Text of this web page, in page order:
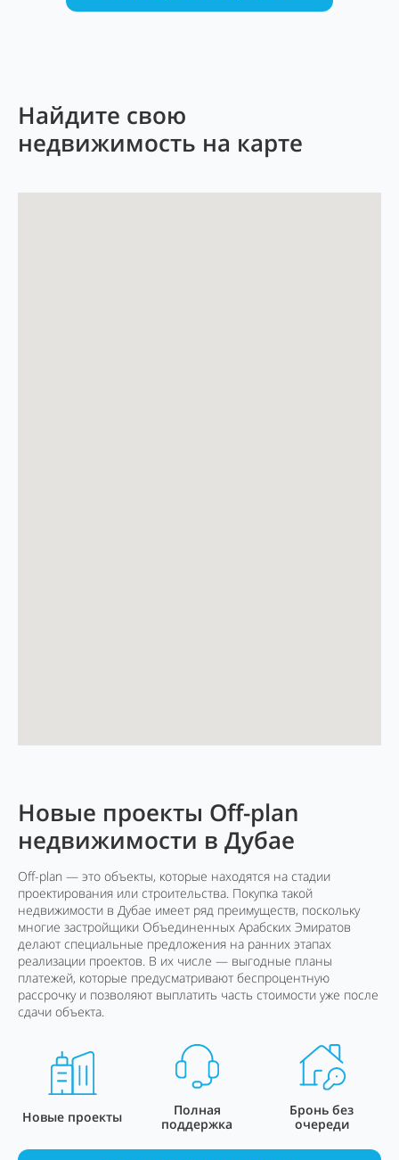
Найдите свою
недвижимость на карте
Новые проекты Off-plan
недвижимости в Дубае
Off-plan — это объекты, которые находятся на стадии
проектирования или строительства. Покупка такой
недвижимости в Дубае имеет ряд преимуществ, поскольку
многие застройщики Объединенных Арабских Эмиратов
делают специальные предложения на ранних этапах
реализации проектов. В их числе — выгодные планы
платежей, которые предусматривают беспроцентную
рассрочку и позволяют выплатить часть стоимости уже после
сдачи объекта.
Новые проекты
Полная
поддержка
Бронь без
очереди